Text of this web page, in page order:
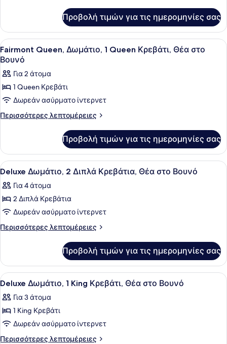
King
Κρεβάτι,
Θέα
στο
Βουνό
Δωμάτιο,
King
Κρεβάτι,
Θέα
στο
Βουνό
Προβολή τιμών για τις ημερομηνίες σας
Προβολή
όλων
των
φωτογραφιών
για
Fairmont
Queen,
Queen
Κρεβάτι,
Θέα
στο
Βουνό
Κλινοσκεπάσματα υψηλής
7
Fairmont Queen, Δωμάτιο, 1 Queen Κρεβάτι, Θέα στο
Βουνό
Για 2 άτομα
1 Queen Κρεβάτι
Δωρεάν ασύρματο ίντερνετ
Περισσότερες λεπτομέρειες
Περισσότερες
Queen,
Δωμάτιο,
1
Κρεβάτι,
Θέα
Βουνό
Προβολή τιμών για τις ημερομηνίες σας
Προβολή
όλων
των
φωτογραφιών
για
Deluxe
Διπλά
Κρεβάτια,
Θέα
στο
Βουνό
Κλινοσκεπάσματα υψηλής
5
Deluxe Δωμάτιο, 2 Διπλά Κρεβάτια, Θέα στο Βουνό
Για 4 άτομα
2 Διπλά Κρεβάτια
Δωρεάν ασύρματο ίντερνετ
Περισσότερες λεπτομέρειες
Περισσότερες
Δωμάτιο,
Διπλά
Θέα
στο
Προβολή τιμών για τις ημερομηνίες σας
Προβολή
όλων
των
φωτογραφιών
για
Deluxe
Ένα δωμάτιο ξενοδοχείου με ένα
6
Deluxe Δωμάτιο, 1 King Κρεβάτι, Θέα στο Βουνό
Για 3 άτομα
1 King Κρεβάτι
Δωρεάν ασύρματο ίντερνετ
Περισσότερες λεπτομέρειες
Περισσότερες